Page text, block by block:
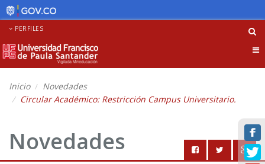
PERFILES
Inicio
Novedades
Circular Académico: Restricción Campus Universitario.
Novedades